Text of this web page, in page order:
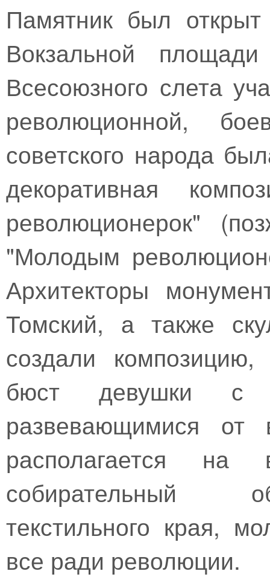
Памятник был
Вокзальной
Всесоюзного слета
революционной,
советского народа
декоративная
революционерок"
"Молодым
Архитекторы
Томский, а также
создали
бюст девушки
развевающимися от
располагается
собирательный
текстильного края,
все ради революции.